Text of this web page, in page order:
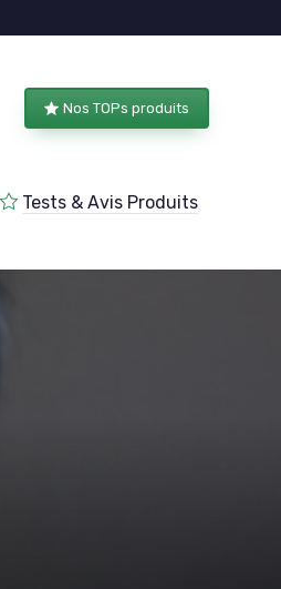
Nos TOPs produits
Tests & Avis Produits